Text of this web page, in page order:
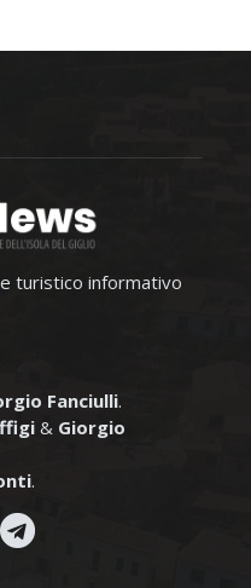
turistico informativo
Fanciulli.
& Giorgio
.